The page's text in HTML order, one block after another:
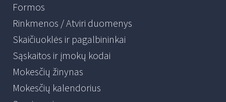
Formos
Rinkmenos / Atviri duomenys
Skaičiuoklės ir pagalbininkai
Sąskaitos ir įmokų kodai
Mokesčių žinynas
Mokesčių kalendorius